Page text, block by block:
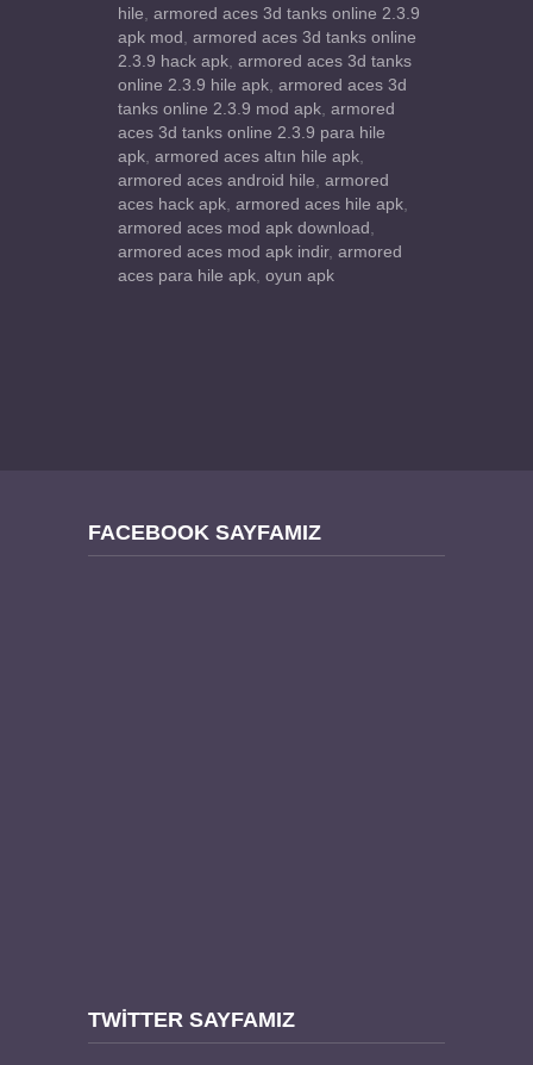
hile armored aces 3d tanks online 2.3.9
apk mod armored aces 3d tanks online
2.3.9 hack apk armored aces 3d tanks
online 2.3.9 hile apk armored aces 3d
tanks online 2.3.9 mod apk armored
aces 3d tanks online 2.3.9 para hile
apk armored aces altın hile apk
armored aces android hile armored
aces hack apk armored aces hile apk
armored aces mod apk download
armored aces mod apk indir, armored
aces para hile apk oyun apk
FACEBOOK SAYFAMIZ
TWITTER SAYFAMIZ